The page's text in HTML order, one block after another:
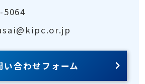
5064
い合わせフォーム